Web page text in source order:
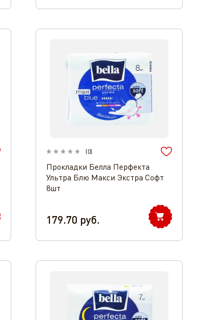
(0)
Прокладки Белла Перфекта
Ультра Блю Макси Экстра Софт
8шт
179.70 руб.